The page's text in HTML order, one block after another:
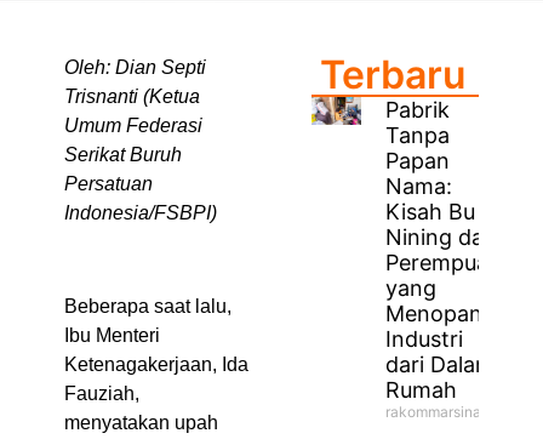
Oleh: Dian Septi
Trisnanti (Ketua
Umum Federasi
Serikat Buruh
Persatuan
Indonesia/FSBPI)
Beberapa saat lalu,
Ibu Menteri
Ketenagakerjaan, Ida
Fauziah,
menyatakan upah
Terbaru
Pabrik
Tanpa
Papan
Nama:
Kisah Bu
Nining dan
Perempuan
yang
Menopang
Industri
dari Dalam
Rumah
rakommarsinahfm